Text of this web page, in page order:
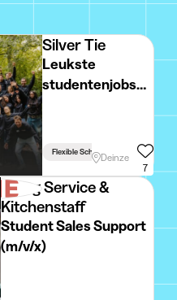
Silver Tie
Leukste
studentenjobs
op events en
festivals - Deinze
Flexible ScheduleDeinze
7
Flying Service &
Kitchenstaff
Student Sales Support
(m/v/x)